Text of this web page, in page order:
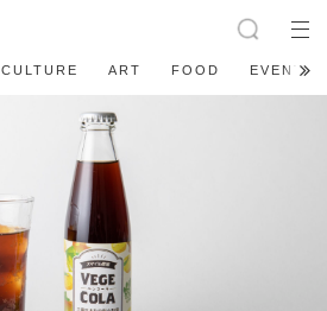
CULTURE ART FOOD EVENT